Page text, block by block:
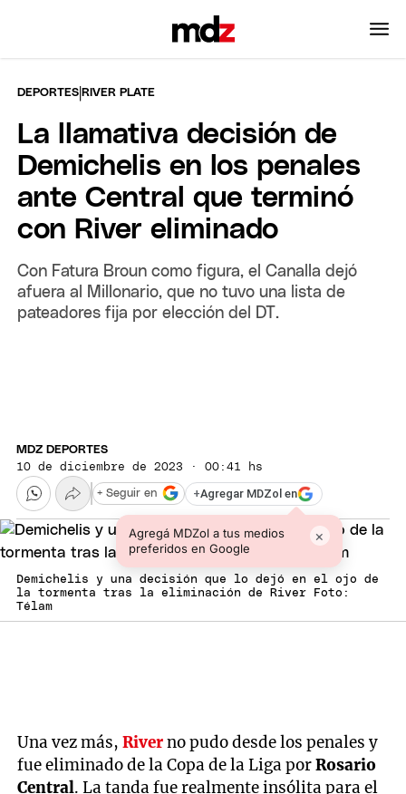
DEPORTES |RIVER PLATE
La llamativa decisión de
Demichelis en los penales
ante Central que terminó
con River eliminado
Con Fatura Broun como figura, el Canalla dejó
afuera al Millonario, que no tuvo una lista de
pateadores fija por elección del DT.
MDZ DEPORTES
10 de diciembre de 2023 · 00:41 hs
+Agregar MDZol en
Agregá MDZol a tus medios
preferidos en Google
×
+ Seguir en
Demichelis y una decisión que lo dejó en el ojo de
la tormenta tras la eliminación de River Foto:
Télam
Una vez más,Riverno pudo desde los penales y
fue eliminado de la Copa de la Liga porRosario
Central. La tanda fue realmente insólita para el